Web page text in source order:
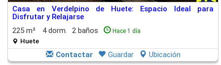
Casa en Verdelpino de Huete: Espacio Ideal para
Disfrutar y Relajarse
225 m²
4 dorm. 2 baños Hace 1 día
Huete
Contactar Guardar Ubicación